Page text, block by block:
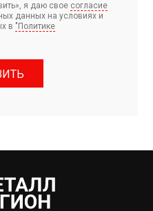
я даю свое согласие
данных на условиях и
в "Политике